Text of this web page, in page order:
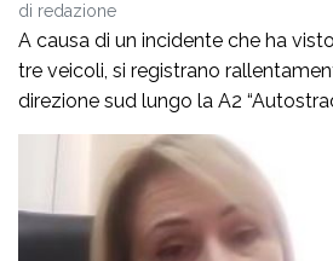
di redazione
A causa di un incidente che ha
tre veicoli, si registrano
direzione sud lungo la A2
nel tratto compreso tra gli svincoli
e San Mango D’Aquino (CZ). Sul
personale Anas, il 118 e il soccorso